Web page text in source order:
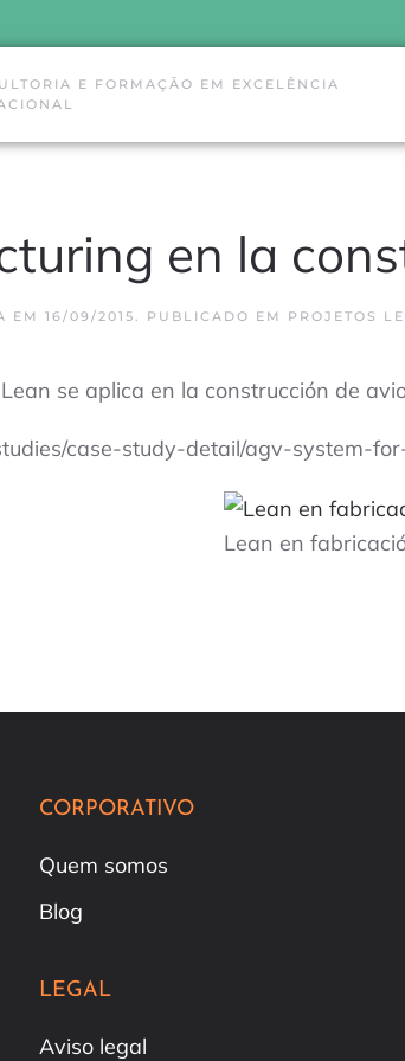
E FORMAÇÃO EM EXCELÊNCIA
en la
EM 16/09/2015. PUBLICADO EM PROJETOS
se aplica en la construcción de
case-study-detail/agv-system-
Lean en
CORPORATIVO
Quem somos
Blog
LEGAL
Aviso legal